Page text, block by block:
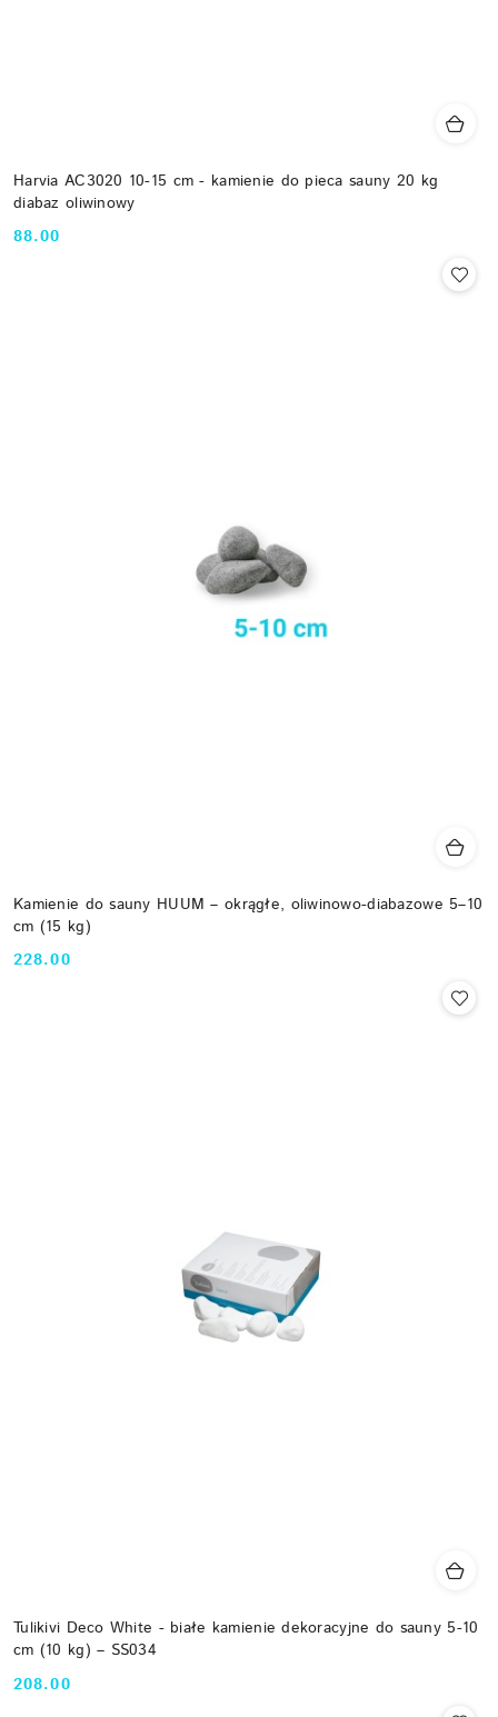
Harvia AC3020 10-15 cm - kamienie do pieca sauny 20 kg
diabaz oliwinowy
Cena:
88.00
Kamienie do sauny HUUM – okrągłe, oliwinowo-diabazowe 5–10
cm (15 kg)
Cena:
228.00
Tulikivi Deco White - białe kamienie dekoracyjne do sauny 5-10
cm (10 kg) – SS034
Cena:
208.00